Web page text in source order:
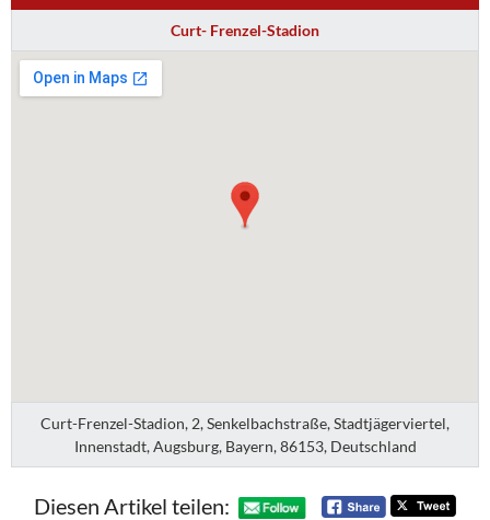
Curt- Frenzel-Stadion
Curt-Frenzel-Stadion, 2, Senkelbachstraße, Stadtjägerviertel,
Innenstadt, Augsburg, Bayern, 86153, Deutschland
Diesen Artikel teilen: